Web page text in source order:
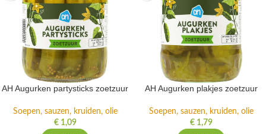
AH Augurken partysticks zoetzuur
Soepen, sauzen, kruiden, olie
€1,09
AH Augurken plakjes zoetzuur
Soepen, sauzen, kruiden, olie
€1,79